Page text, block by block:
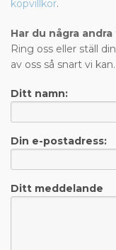
köpvillkor.
Har du några
Ring oss eller ställ
av oss så snart vi kan.
Ditt namn:
Din e-postadress:
Ditt meddelande